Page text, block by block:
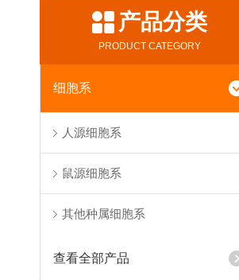
产品分类
PRODUCT CATEGORY
细胞系
人源细胞系
鼠源细胞系
其他种属细胞系
查看全部产品